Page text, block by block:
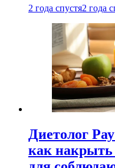
2 года спустя2 года
Диетолог
как накрыть